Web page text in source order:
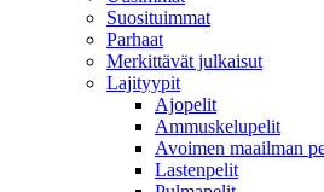
Suosituimmat
Parhaat
Merkittävät julkaisut
Lajityypit
Ajopelit
Ammuskelupelit
Avoimen maailman
Lastenpelit